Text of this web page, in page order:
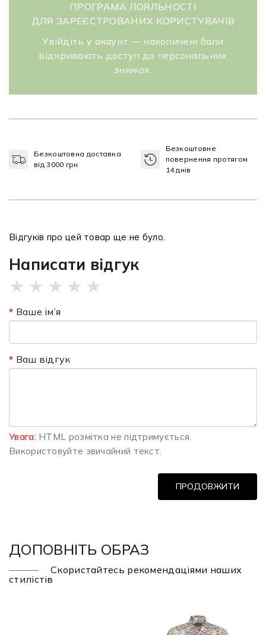
ПРОГРАМА ЛОЯЛЬНОСТІ
ДЛЯ ЗАРЕЄСТРОВАНИХ КОРИСТУВАЧІВ
Увійдіть у акаунт — накопичені бали
відкривають доступ до персональних
знижок.
Безкоштовна доставка
від 3000 грн
Безкоштовне
повернення протягом
14 днів
Відгуків про цей товар ще не було.
Написати відгук
★ ★ ★ ★ ★
Ваше ім’я
Ваш відгук
Увага: HTML розмітка не підтримується.
Використовуйте звичайний текст.
ПРОДОВЖИТИ
ДОПОВНІТЬ ОБРАЗ
Скористайтесь рекомендаціями наших
стилістів